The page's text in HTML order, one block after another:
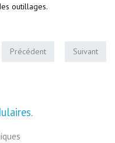
outillages.
Précédent Suivant